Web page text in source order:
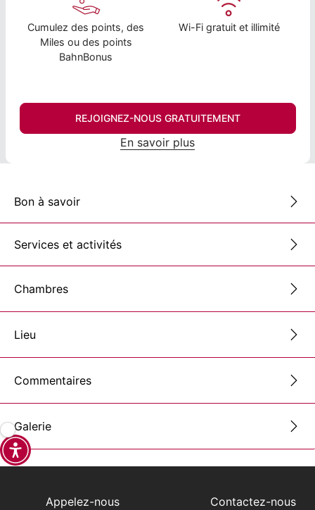
Cumulez des points, des
Miles ou des points
BahnBonus
Wi-Fi gratuit et illimité
REJOIGNEZ-NOUS GRATUITEMENT
En savoir plus
Bon à savoir
Services et activités
Chambres
Lieu
Commentaires
Galerie
Appelez-nous Contactez-nous